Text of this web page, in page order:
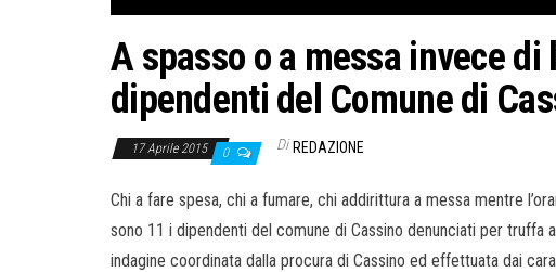
A spasso o a messa invece
dipendenti del Comune di
17 Aprile 2015 0 Di REDAZIONE
Chi a fare spesa, chi a fumare, chi addirittura a messa mentre
sono 11 i dipendenti del comune di Cassino denunciati per truffa
indagine coordinata dalla procura di Cassino ed effettuata dai